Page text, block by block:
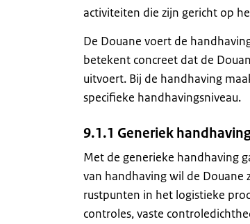
activiteiten die zijn gericht op
De Douane voert de
betekent concreet dat de
uitvoert. Bij de handhaving
specifieke handhavingsniveau.
9.1.1 Generiek
Met de generieke handhaving
van handhaving wil de
rustpunten in het logistieke
controles, vaste